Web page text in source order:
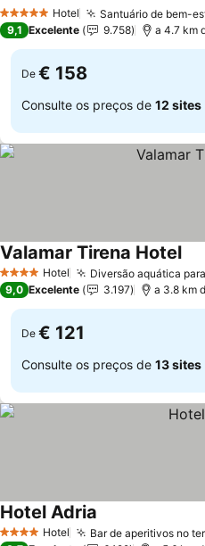
5 Estrelas Hotel Santuário de bem-
9,1 Excelente 9.758 a 4.7 km
De € 158
Consulte os preços de 12 sites
4 EstrelasHotel Diversão aquática
Valamar Tirena HotelVer
9,0 Excelente 3.197 a 3.8 km
De € 121
Consulte os preços de 13 sites
4 EstrelasHotel Bar de aperitivos no
Hotel Adria